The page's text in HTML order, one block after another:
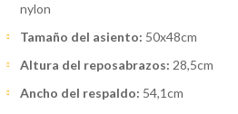
nylon
Tamaño del asiento: 50x48cm
Altura del reposabrazos: 28,5cm
Ancho del respaldo: 54,1cm